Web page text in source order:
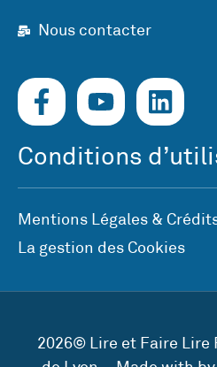
Nous contacter
Conditions
Mentions Légales &
La gestion des Cookies
2026© Lire et Faire Lire